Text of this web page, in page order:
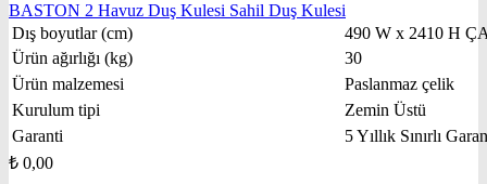
BASTON 2 Havuz Duş Kulesi Sahil Duş Kulesi
Dış boyutlar (cm)
490 W x 2410 H
Ürün ağırlığı (kg)
30
Ürün malzemesi
Paslanmaz çelik
Kurulum tipi
Zemin Üstü
Garanti
5 Yıllık Sınırlı
₺ 0,00